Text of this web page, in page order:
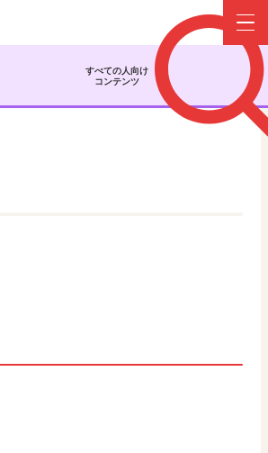
すべての人向け
コンテンツ